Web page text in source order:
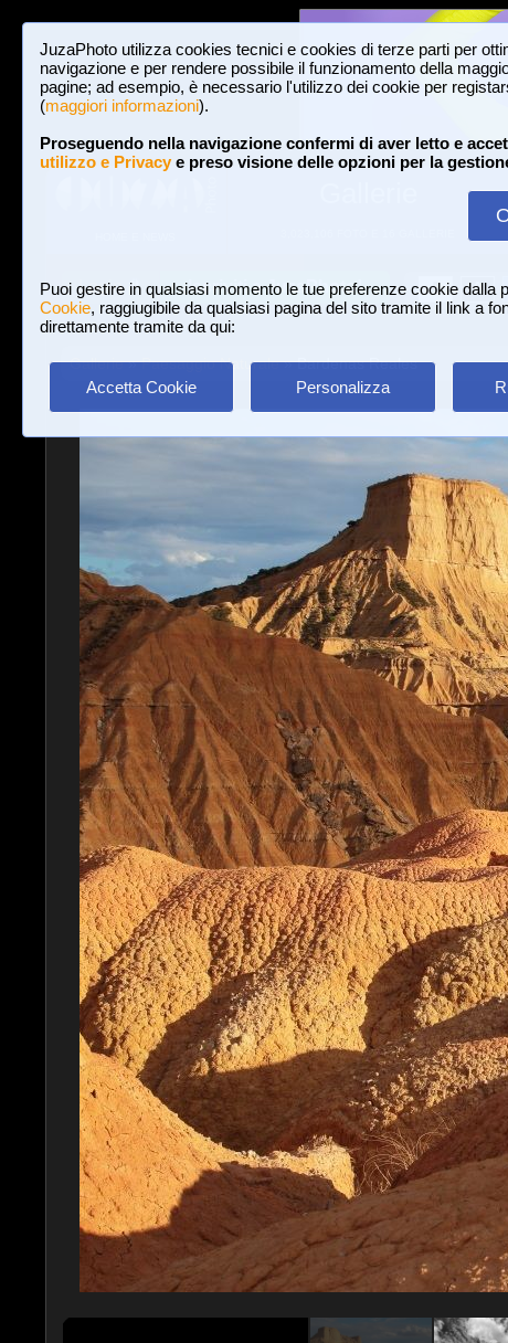
JuzaPhoto utilizza cookies tecnici e cookies di terze parti per
navigazione e per rendere possibile il funzionamento della
pagine; ad esempio, è necessario l'utilizzo dei cookie per
(maggiori informazioni).
Proseguendo nella navigazione confermi di aver letto e
utilizzo e Privacye preso visione delle opzioni per la
Puoi gestire in qualsiasi momento le tue preferenze cookie dalla
Cookie, raggiugibile da qualsiasi pagina del sito tramite il link a
direttamente tramite da qui:
Accetta Cookie Personalizza
Login Iscriviti a JuzaPhoto! A A
Gallerie»Paesaggio Naturale» Bardenas Reales